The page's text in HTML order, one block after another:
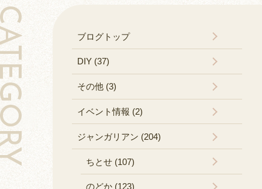
ブログトップ
DIY (37)
その他 (3)
イベント情報 (2)
ジャンガリアン (204)
ちとせ (107)
のどか (123)